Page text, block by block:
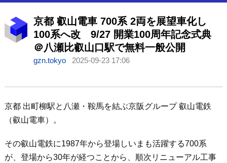
京都 叡山電車 700系 2両を展望車化し
100系へ改 9/27 開業100周年記念式典
＠八瀬比叡山口駅で無料一般公開
gzn.tokyo 2025-09-23 17:06
京都 出町柳駅と八瀬・鞍馬を結ぶ京阪グループ 叡山電鉄
（叡山電車）。
その叡山電鉄に1987年から登場しいまも活躍する700系
が、登場から30年が経つことから、順次リニューアル工事